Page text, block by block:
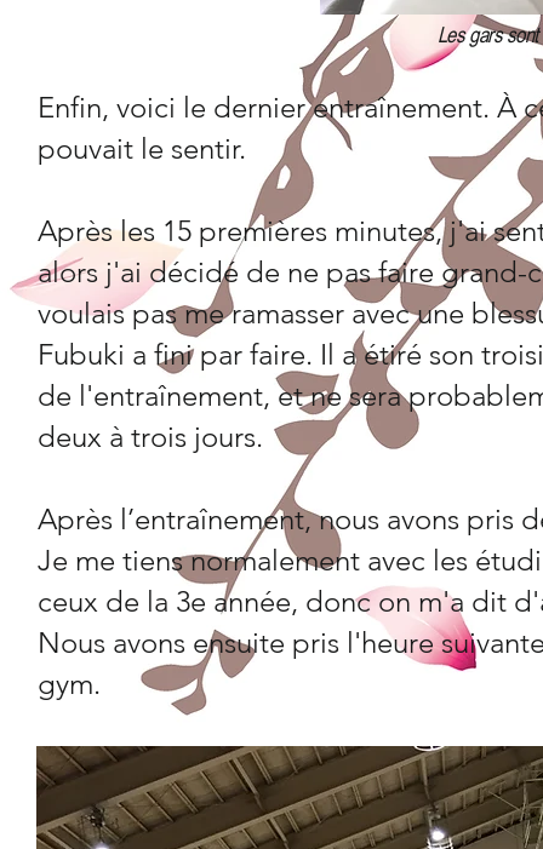
Les gars
Enfin, voici le dernier entraînement. À
pouvait le sentir.
Après les 15 premières minutes, j'ai
alors j'ai décidé de ne pas faire
voulais pas me ramasser avec une
Fubuki a fini par faire. Il a étiré son
de l'entraînement, et ne sera
deux à trois jours.
Après l’entraînement, nous avons pris
Je me tiens normalement avec les
ceux de la 3e année, donc on m'a dit
Nous avons ensuite pris l'heure
gym.